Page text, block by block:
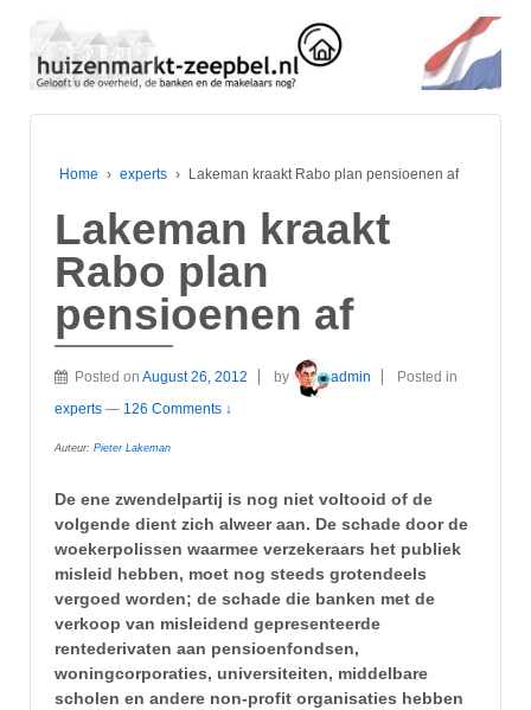
Home › experts › Lakeman kraakt Rabo plan pensioenen af
Lakeman kraakt
Rabo plan
pensioenen af
Posted on August 26, 2012 by admin
Posted in
experts — 126 Comments ↓
Auteur: Pieter Lakeman
De ene zwendelpartij is nog niet voltooid of de
volgende dient zich alweer aan. De schade door de
woekerpolissen waarmee verzekeraars het publiek
misleid hebben, moet nog steeds grotendeels
vergoed worden; de schade die banken met de
verkoop van misleidend gepresenteerde
rentederivaten aan pensioenfondsen,
woningcorporaties, universiteiten, middelbare
scholen en andere non-profit organisaties hebben